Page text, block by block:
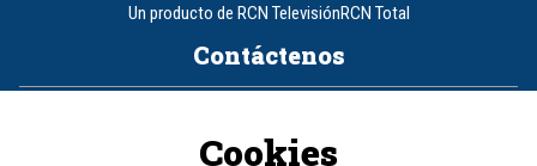
Un producto de RCN TelevisiónRCN Total
Contáctenos
Cookies